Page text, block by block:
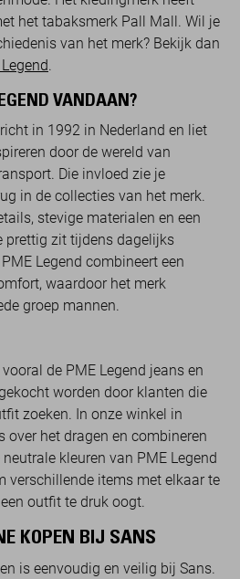
het tabaksmerk Pall Mall. Wil je
van het merk? Bekijk dan
.
VANDAAN?
in 1992 in Nederland en liet
door de wereld van
Die invloed zie je
in de collecties van het merk.
stevige materialen en een
prettig zit tijdens dagelijks
Legend combineert een
waardoor het merk
groep mannen.
de PME Legend jeans en
worden door klanten die
zoeken. In onze winkel in
over het dragen en combineren
kleuren van PME Legend
verschillende items met elkaar te
outfit te druk oogt.
KOPEN BIJ SANS
is eenvoudig en veilig bij Sans.